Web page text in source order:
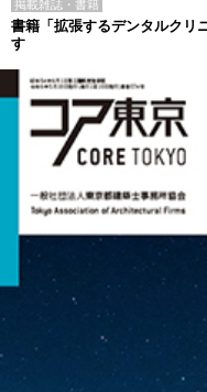
掲載雑誌・書籍
書籍「拡張するデンタルクリ
す